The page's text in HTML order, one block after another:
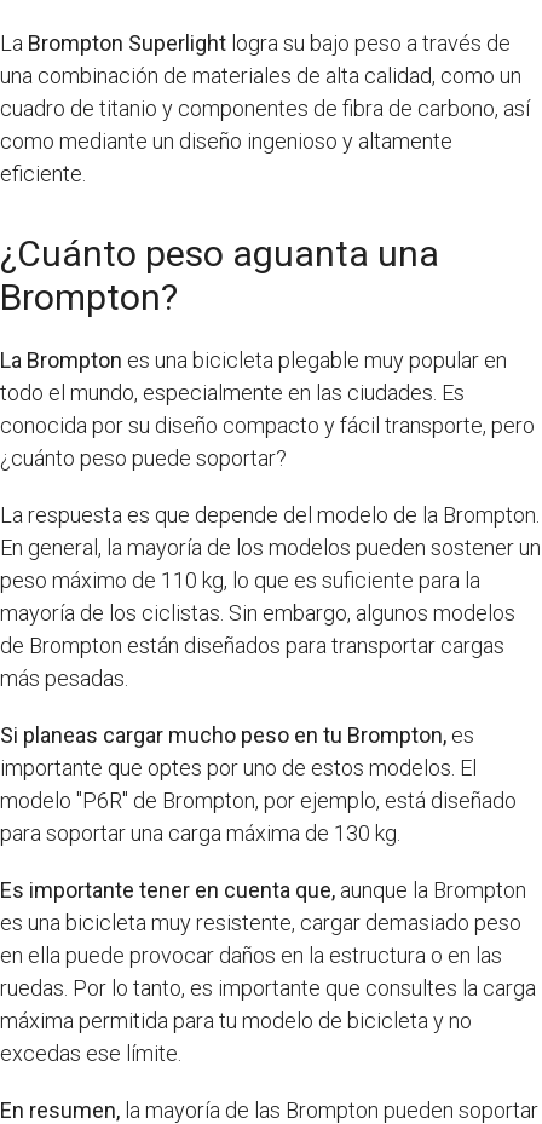
La Brompton Superlight logra su bajo peso a través de
una combinación de materiales de alta calidad, como un
cuadro de titanio y componentes de fibra de carbono, así
como mediante un diseño ingenioso y altamente
eficiente.
¿Cuánto peso aguanta una
Brompton?
La Brompton es una bicicleta plegable muy popular en
todo el mundo, especialmente en las ciudades. Es
conocida por su diseño compacto y fácil transporte, pero
¿cuánto peso puede soportar?
La respuesta es que depende del modelo de la Brompton.
En general, la mayoría de los modelos pueden sostener un
peso máximo de 110 kg, lo que es suficiente para la
mayoría de los ciclistas. Sin embargo, algunos modelos
de Brompton están diseñados para transportar cargas
más pesadas.
Si planeas cargar mucho peso en tu Brompton, es
importante que optes por uno de estos modelos. El
modelo "P6R" de Brompton, por ejemplo, está diseñado
para soportar una carga máxima de 130 kg.
Es importante tener en cuenta que, aunque la Brompton
es una bicicleta muy resistente, cargar demasiado peso
en ella puede provocar daños en la estructura o en las
ruedas. Por lo tanto, es importante que consultes la carga
máxima permitida para tu modelo de bicicleta y no
excedas ese límite.
En resumen, la mayoría de las Brompton pueden soportar